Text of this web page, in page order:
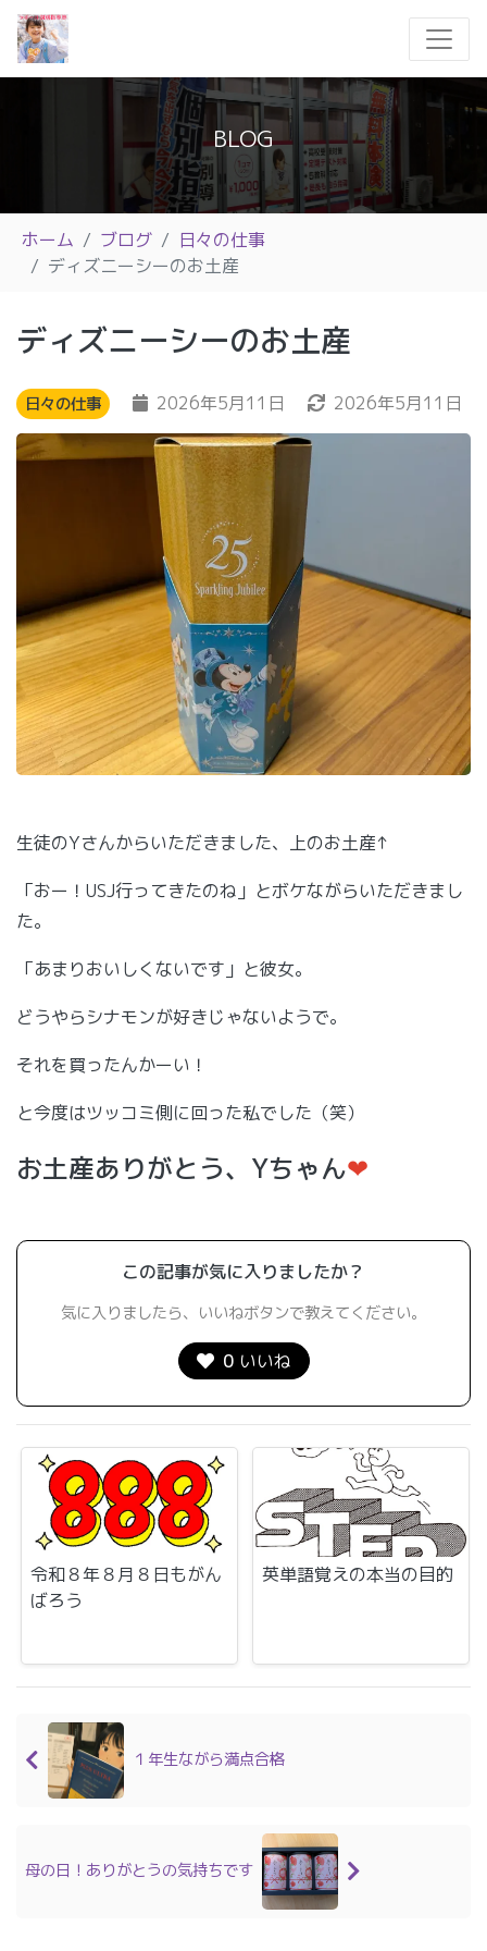
BLOG
ホーム ブログ
日々の仕事
ディズニーシーのお土産
ディズニーシーのお土産
日々の仕事 2026年5月11日 2026年5月11日
生徒のYさんからいただきました、上のお土産↑
「おー！USJ行ってきたのね」とボケながらいただきまし
た。
「あまりおいしくないです」と彼女。
どうやらシナモンが好きじゃないようで。
それを買ったんかーい！
と今度はツッコミ側に回った私でした（笑）
お土産ありがとう、Yちゃん❤
この記事が気に入りましたか？
気に入りましたら、いいねボタンで教えてください。
0 いいね
令和８年８月８日もがん
ばろう
英単語覚えの本当の目的
１年生ながら満点合格
母の日！ありがとうの気持ちです